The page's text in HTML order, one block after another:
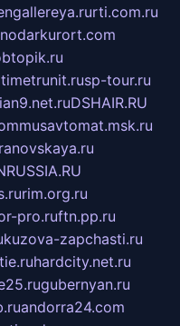
rti.com.ru
sp-tour.ru
DSHAIR.RU
musavtomat.msk.ru
rim.org.ru
pro.ruftn.pp.ru
kuzova-zapchasti.ru
hardcity.net.ru
gubernyan.ru
andorra24.com